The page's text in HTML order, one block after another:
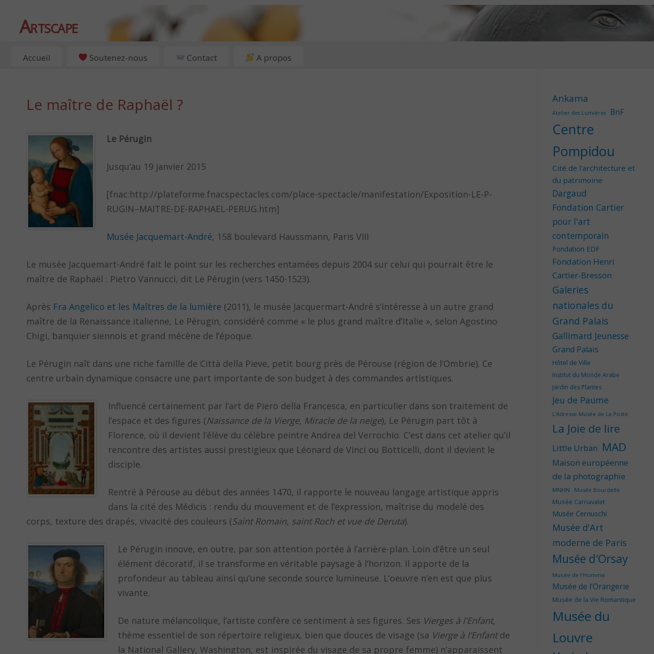
Artscape
EXPOSITIONS, ART ET CULTURE À PARIS
Accueil Soutenez-nous Contact A propos
Le maître de Raphaël ?
Le Pérugin
Jusqu’au 19 janvier 2015
[fnac:http://plateforme.fnacspectacles.com/place-spectacle/manifestation/Exposition-LE-P-
RUGIN–MAITRE-DE-RAPHAEL-PERUG.htm]
Musée Jacquemart-André, 158 boulevard Haussmann, Paris VIII
Le musée Jacquemart-André fait le point sur les recherches entamées depuis 2004 sur celui qui pourrait être le
maître de Raphaël : Pietro Vannucci, dit Le Pérugin (vers 1450-1523).
Après Fra Angelico et les Maîtres de la lumière (2011), le musée Jacquermart-André s’intéresse à un autre grand
maître de la Renaissance italienne, Le Pérugin, considéré comme « le plus grand maître d’Italie », selon Agostino
Chigi, banquier siennois et grand mécène de l’époque.
Le Pérugin naît dans une riche famille de Città della Pieve, petit bourg près de Pérouse (région de l’Ombrie). Ce
centre urbain dynamique consacre une part importante de son budget à des commandes artistiques.
Influencé certainement par l’art de Piero della Francesca, en particulier dans son traitement de
l’espace et des figures (Naissance de la Vierge, Miracle de la neige), Le Pérugin part tôt à
Florence, où il devient l’élève du célèbre peintre Andrea del Verrochio. C’est dans cet atelier qu’il
rencontre des artistes aussi prestigieux que Léonard de Vinci ou Botticelli, dont il devient le
disciple.
Rentré à Pérouse au début des années 1470, il rapporte le nouveau langage artistique appris
dans la cité des Médicis : rendu du mouvement et de l’expression, maîtrise du modelé des
corps, texture des drapés, vivacité des couleurs (Saint Romain, saint Roch et vue de Deruta).
Le Pérugin innove, en outre, par son attention portée à l’arrière-plan. Loin d’être un seul
élément décoratif, il se transforme en véritable paysage à l’horizon. Il apporte de la
profondeur au tableau ainsi qu’une seconde source lumineuse. L’oeuvre n’en est que plus
vivante.
De nature mélancolique, l’artiste confère ce sentiment à ses figures. Ses Vierges à l’Enfant,
thème essentiel de son répertoire religieux, bien que douces de visage (sa Vierge à l’Enfantde
la National Gallery, Washington, est inspirée du visage de sa propre femme) n’apparaissent
Ankama
Atelier des Lumières BnF
Centre
Pompidou
Cité de l'architecture et
du patrimoine
Dargaud
Fondation Cartier
pour l'art
contemporain
Fondation EDF
Fondation Henri
Cartier-Bresson
Galeries
nationales du
Grand Palais
Gallimard Jeunesse
Grand Palais
Hôtel de Ville
Institut du Monde Arabe
Jardin des Plantes
Jeu de Paume
L'Adresse Musée de La Poste
La Joie de lire
Little Urban MAD
Maison européenne
de la photographie
MNHN Musée Bourdelle
Musée Carnavalet
Musée Cernuschi
Musée d'Art
moderne de Paris
Musée d'Orsay
Musée de l'Homme
Musée de l'Orangerie
Musée de la Vie Romantique
Musée du
Louvre